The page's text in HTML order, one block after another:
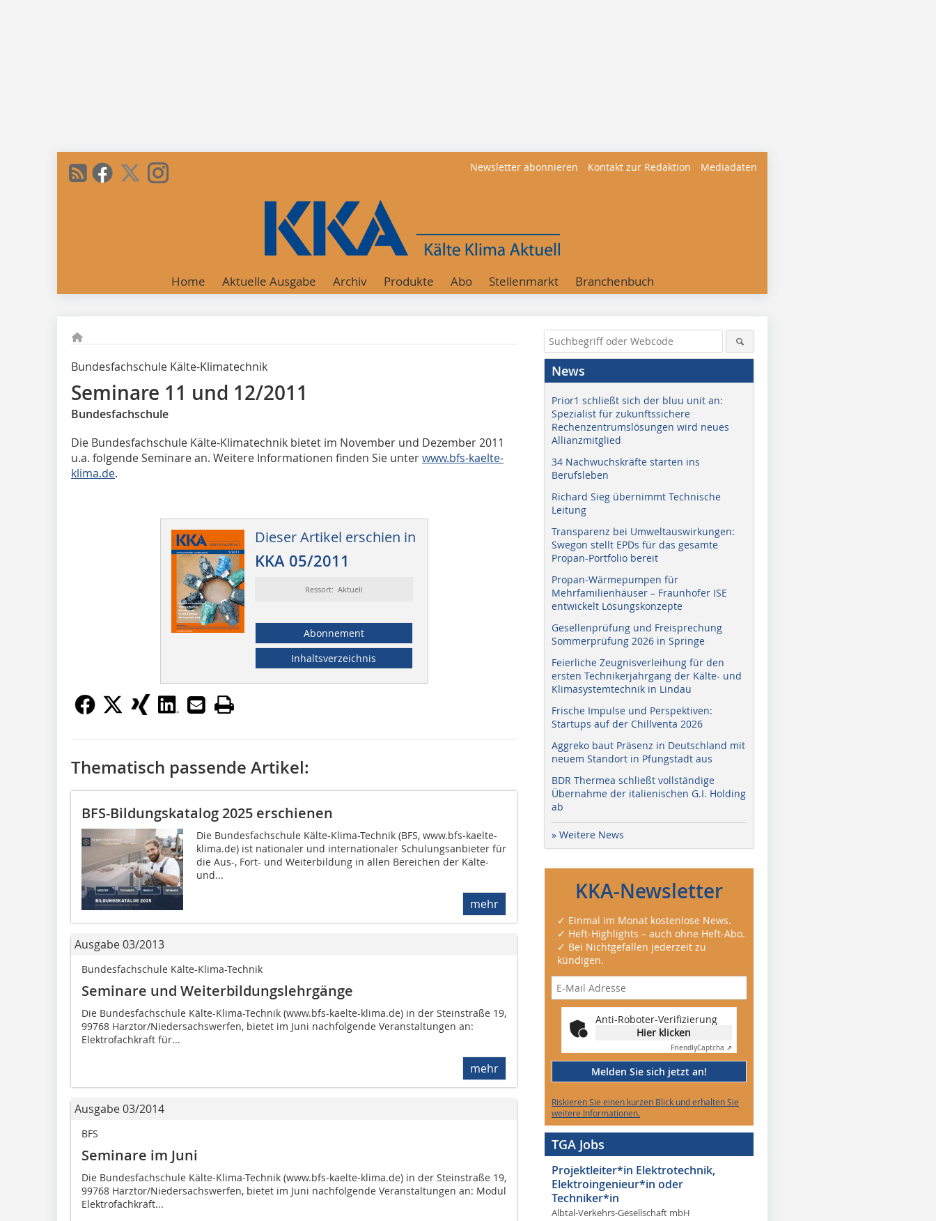
Newsletter abonnieren Kontakt zur Redaktion Mediadaten
Home Aktuelle Ausgabe Archiv Produkte Abo Stellenmarkt Branchenbuch
Bundesfachschule Kälte-Klimatechnik
Seminare 11 und 12/2011
Bundesfachschule
Die Bundesfachschule Kälte-Klimatechnik bietet im November und Dezember 2011
u.a. folgende Seminare an. Weitere Informationen finden Sie unterwww.bfs-kaelte-
klima.de.
Dieser Artikel erschien in
KKA 05/2011
Ressort: Aktuell
Abonnement
Inhaltsverzeichnis
Thematisch passende Artikel:
BFS-Bildungskatalog 2025 erschienen
Die Bundesfachschule Kälte-Klima-Technik (BFS, www.bfs-kaelte-
klima.de) ist nationaler und internationaler Schulungsanbieter für
die Aus-, Fort- und Weiterbildung in allen Bereichen der Kälte-
und...
mehr
Ausgabe 03/2013
Bundesfachschule Kälte-Klima-Technik
Seminare und Weiterbildungslehrgänge
Die Bundesfachschule Kälte-Klima-Technik (www.bfs-kaelte-klima.de) in der Steinstraße 19,
99768 Harztor/Niedersachswerfen, bietet im Juni nachfolgende Veranstaltungen an:
Elektrofachkraft für...
mehr
Ausgabe 03/2014
BFS
Seminare im Juni
Die Bundesfachschule Kälte-Klima-Technik (www.bfs-kaelte-klima.de) in der Steinstraße 19,
99768 Harztor/Niedersachswerfen, bietet im Juni nachfolgende Veranstaltungen an: Modul
Elektrofachkraft...
News
Prior1 schließt sich der bluu unit an:
Spezialist für zukunftssichere
Rechenzentrumslösungen wird neues
Allianzmitglied
34 Nachwuchskräfte starten ins
Berufsleben
Richard Sieg übernimmt Technische
Leitung
Transparenz bei Umweltauswirkungen:
Swegon stellt EPDs für das gesamte
Propan-Portfolio bereit
Propan-Wärmepumpen für
Mehrfamilienhäuser – Fraunhofer ISE
entwickelt Lösungskonzepte
Gesellenprüfung und Freisprechung
Sommerprüfung 2026 in Springe
Feierliche Zeugnisverleihung für den
ersten Technikerjahrgang der Kälte- und
Klimasystemtechnik in Lindau
Frische Impulse und Perspektiven:
Startups auf der Chillventa 2026
Aggreko baut Präsenz in Deutschland mit
neuem Standort in Pfungstadt aus
BDR Thermea schließt vollständige
Übernahme der italienischen G.I. Holding
ab
» Weitere News
KKA-Newsletter
✓ Einmal im Monat kostenlose News.
✓ Heft-Highlights – auch ohne Heft-Abo.
✓ Bei Nichtgefallen jederzeit zu
kündigen.
Anti-Roboter-Verifizierung
Hier klicken
FriendlyCaptcha ⇗
Melden Sie sich jetzt an!
Riskieren Sie einen kurzen Blick und erhalten Sie
weitere Informationen.
TGA Jobs
Projektleiter*in Elektrotechnik,
Elektroingenieur*in oder
Techniker*in
Albtal-Verkehrs-Gesellschaft mbH